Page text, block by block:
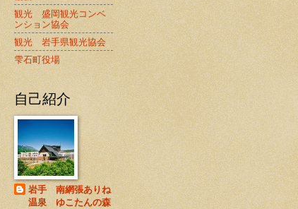
観光 盛岡観光コンベ
ンション協会
観光 岩手県観光協会
雫石町役場
自己紹介
岩手 南網張ありね
温泉 ゆこたんの森